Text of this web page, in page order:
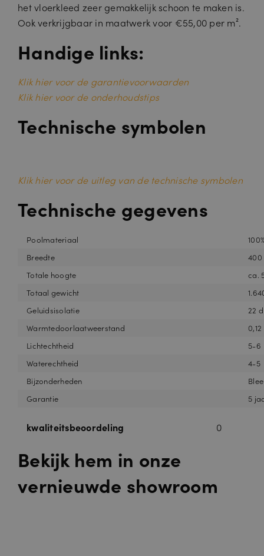
het vloerkleed zeer gemakkelijk schoon te maken is.
Ook verkrijgbaar in maatwerk voor €55,00 per m².
Handige links:
Klik hier voor de garantievoorwaarden
Klik hier voor de onderhoudstips
Technische symbolen
Klik hier voor de uitleg van de technische symbolen
Technische gegevens
Poolmateriaal
Breedte
Totale hoogte
ca.
Totaal gewicht
Geluidsisolatie
22
Warmtedoorlaatweerstand
Lichtechtheid
5-6
Waterechtheid
4-5
Bijzonderheden
Garantie
5
kwaliteitsbeoordeling 0
Bekijk hem in onze
vernieuwde showroom